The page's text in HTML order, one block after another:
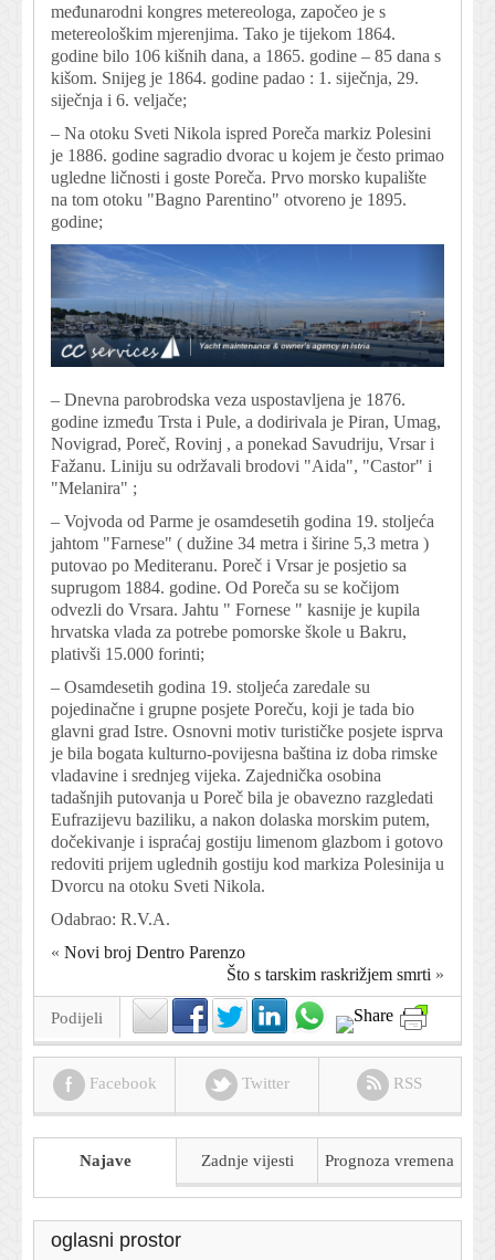
međunarodni kongres metereologa, započeo je s
metereološkim mjerenjima. Tako je tijekom 1864.
godine bilo 106 kišnih dana, a 1865. godine – 85 dana s
kišom. Snijeg je 1864. godine padao : 1. siječnja, 29.
siječnja i 6. veljače;
– Na otoku Sveti Nikola ispred Poreča markiz Polesini
je 1886. godine sagradio dvorac u kojem je često primao
ugledne ličnosti i goste Poreča. Prvo morsko kupalište
na tom otoku "Bagno Parentino" otvoreno je 1895.
godine;
– Dnevna parobrodska veza uspostavljena je 1876.
godine između Trsta i Pule, a dodirivala je Piran, Umag,
Novigrad, Poreč, Rovinj , a ponekad Savudriju, Vrsar i
Fažanu. Liniju su održavali brodovi "Aida", "Castor" i
"Melanira" ;
– Vojvoda od Parme je osamdesetih godina 19. stoljeća
jahtom "Farnese" ( dužine 34 metra i širine 5,3 metra )
putovao po Mediteranu. Poreč i Vrsar je posjetio sa
suprugom 1884. godine. Od Poreča su se kočijom
odvezli do Vrsara. Jahtu " Fornese " kasnije je kupila
hrvatska vlada za potrebe pomorske škole u Bakru,
plativši 15.000 forinti;
– Osamdesetih godina 19. stoljeća zaredale su
pojedinačne i grupne posjete Poreču, koji je tada bio
glavni grad Istre. Osnovni motiv turističke posjete isprva
je bila bogata kulturno-povijesna baština iz doba rimske
vladavine i srednjeg vijeka. Zajednička osobina
tadašnjih putovanja u Poreč bila je obavezno razgledati
Eufrazijevu baziliku, a nakon dolaska morskim putem,
dočekivanje i ispraćaj gostiju limenom glazbom i gotovo
redoviti prijem uglednih gostiju kod markiza Polesinija u
Dvorcu na otoku Sveti Nikola.
Odabrao: R.V.A.
« Novi broj Dentro Parenzo
Što s tarskim raskrižjem smrti »
Podijeli
Facebook Twitter RSS
Najave Zadnje vijesti Prognoza vremena
oglasni prostor